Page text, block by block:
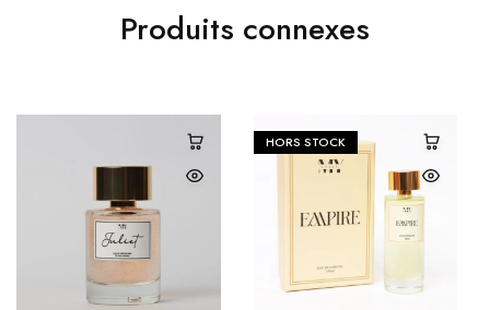
Produits connexes
HORS STOCK